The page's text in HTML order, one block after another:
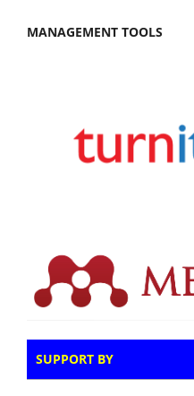
MANAGEMENT TOOLS
SUPPORT BY